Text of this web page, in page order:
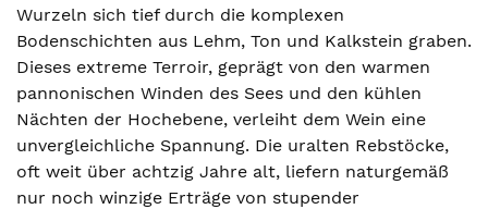
Wurzeln sich tief durch die komplexen
Bodenschichten aus Lehm, Ton und Kalkstein graben.
Dieses extreme Terroir, geprägt von den warmen
pannonischen Winden des Sees und den kühlen
Nächten der Hochebene, verleiht dem Wein eine
unvergleichliche Spannung. Die uralten Rebstöcke,
oft weit über achtzig Jahre alt, liefern naturgemäß
nur noch winzige Erträge von stupender